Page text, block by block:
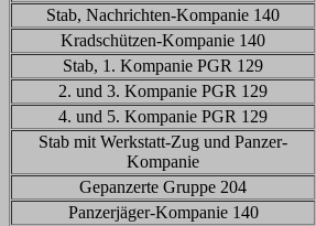
Stab, Nachrichten-Kompanie 140
Kradschützen-Kompanie 140
Stab, 1. Kompanie PGR 129
2. und 3. Kompanie PGR 129
4. und 5. Kompanie PGR 129
Stab mit Werkstatt-Zug und Panzer-
Kompanie
Gepanzerte Gruppe 204
Panzerjäger-Kompanie 140